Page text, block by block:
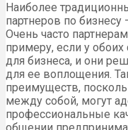
Наиболее
партнеров по
Очень часто
примеру, если у
для бизнеса, и они
для ее воплощения.
преимуществ,
между собой, могут
профессиональные